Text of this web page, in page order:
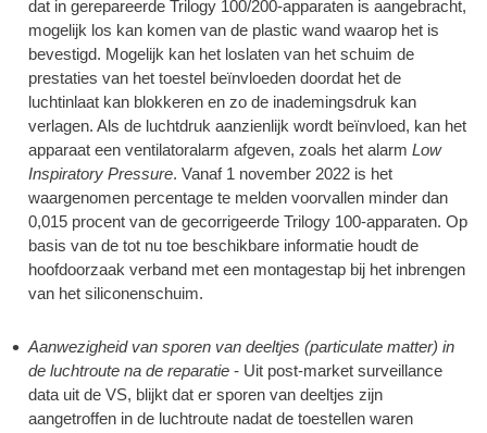
dat in gerepareerde Trilogy 100/200-apparaten is aangebracht,
mogelijk los kan komen van de plastic wand waarop het is
bevestigd. Mogelijk kan het loslaten van het schuim de
prestaties van het toestel beïnvloeden doordat het de
luchtinlaat kan blokkeren en zo de inademingsdruk kan
verlagen. Als de luchtdruk aanzienlijk wordt beïnvloed, kan het
apparaat een ventilatoralarm afgeven, zoals het alarmLow
Inspiratory Pressure. Vanaf 1 november 2022 is het
waargenomen percentage te melden voorvallen minder dan
0,015 procent van de gecorrigeerde Trilogy 100-apparaten. Op
basis van de tot nu toe beschikbare informatie houdt de
hoofdoorzaak verband met een montagestap bij het inbrengen
van het siliconenschuim.
Aanwezigheid van sporen van deeltjes (particulate matter) in
de luchtroute na de reparatie - Uit post-market surveillance
data uit de VS, blijkt dat er sporen van deeltjes zijn
aangetroffen in de luchtroute nadat de toestellen waren